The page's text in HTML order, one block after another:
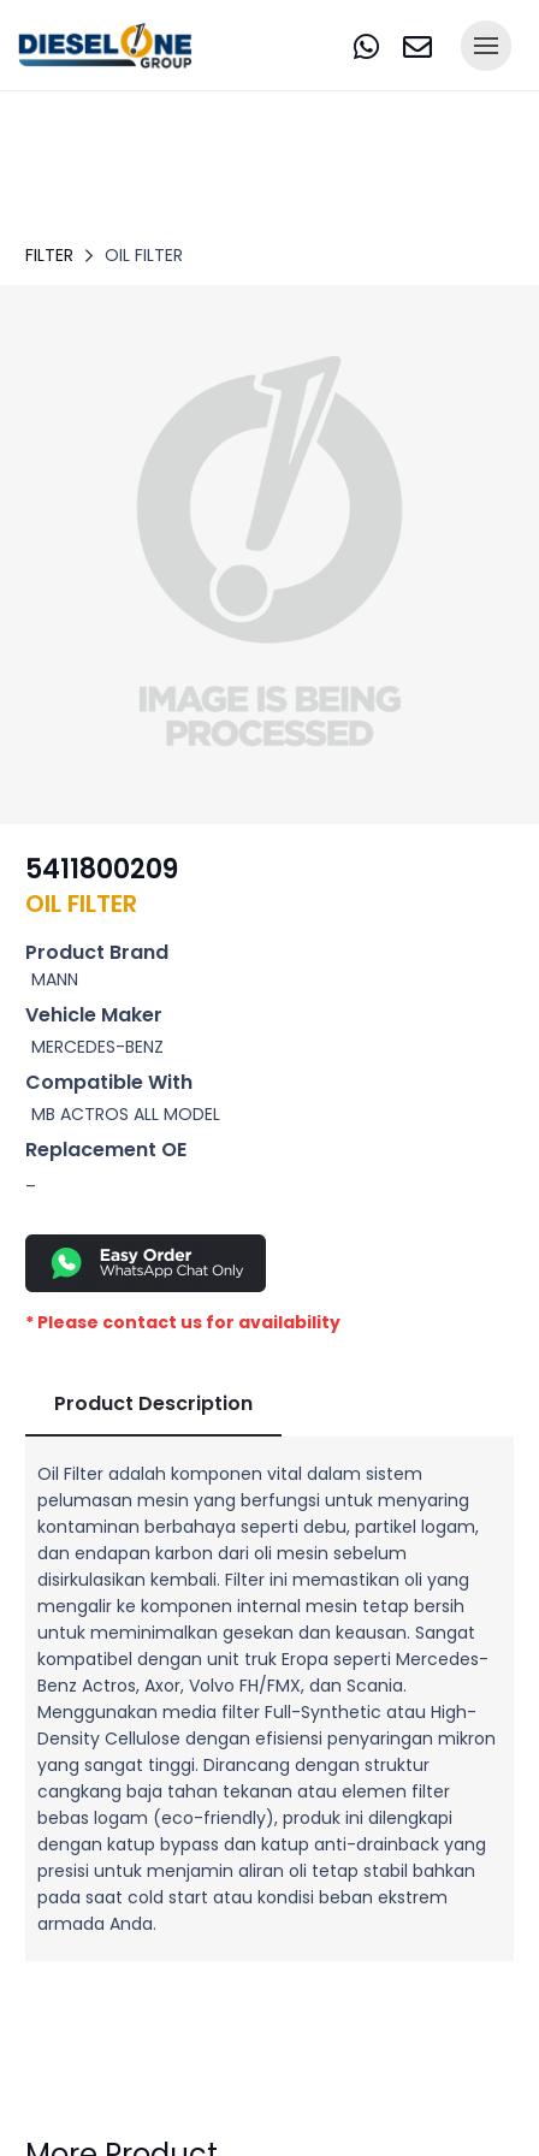
FILTER OIL FILTER
5411800209
OIL FILTER
Product Brand
MANN
Vehicle Maker
MERCEDES-BENZ
Compatible With
MB ACTROS ALL MODEL
Replacement OE
–
* Please contact us for availability
Product Description
Oil Filter adalah komponen vital dalam sistem
pelumasan mesin yang berfungsi untuk menyaring
kontaminan berbahaya seperti debu, partikel logam,
dan endapan karbon dari oli mesin sebelum
disirkulasikan kembali. Filter ini memastikan oli yang
mengalir ke komponen internal mesin tetap bersih
untuk meminimalkan gesekan dan keausan. Sangat
kompatibel dengan unit truk Eropa seperti Mercedes-
Benz Actros, Axor, Volvo FH/FMX, dan Scania.
Menggunakan media filter Full-Synthetic atau High-
Density Cellulose dengan efisiensi penyaringan mikron
yang sangat tinggi. Dirancang dengan struktur
cangkang baja tahan tekanan atau elemen filter
bebas logam (eco-friendly), produk ini dilengkapi
dengan katup bypass dan katup anti-drainback yang
presisi untuk menjamin aliran oli tetap stabil bahkan
pada saat cold start atau kondisi beban ekstrem
armada Anda.